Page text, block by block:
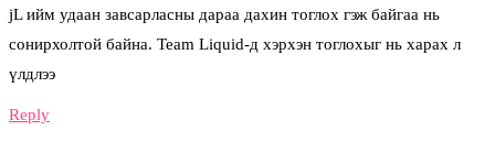
jL ийм удаан завсарласны дараа дахин тоглох гэж байгаа нь
сонирхолтой байна. Team Liquid-д хэрхэн тоглохыг нь харах л
үлдлээ
Reply